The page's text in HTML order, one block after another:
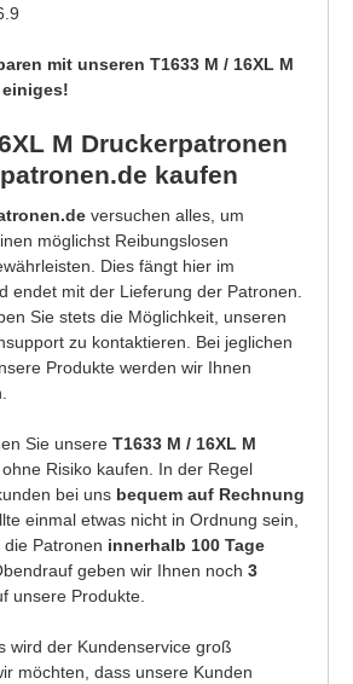
mit unseren T1633 M / 16XL M
M Druckerpatronen
kaufen
versuchen alles, um
möglichst Reibungslosen
Dies fängt hier im
endet mit der Lieferung der Patronen.
Sie stets die Möglichkeit, unseren
zu kontaktieren. Bei jeglichen
Produkte werden wir Ihnen
Sie unsere T1633 M / 16XL M
ohne Risiko kaufen. In der Regel
bei uns bequem auf Rechnung
einmal etwas nicht in Ordnung sein,
Patronen innerhalb 100 Tage
geben wir Ihnen noch 3
unsere Produkte.
wird der Kundenservice groß
möchten, dass unsere Kunden